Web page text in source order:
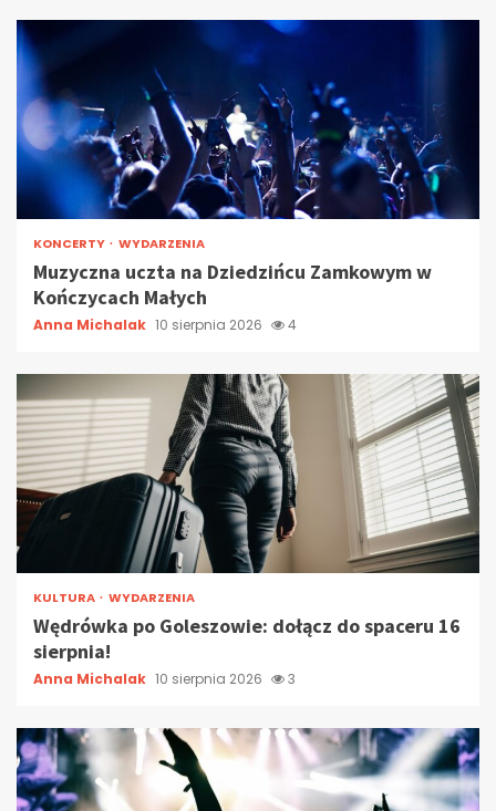
KONCERTY WYDARZENIA
Muzyczna uczta na Dziedzińcu Zamkowym w
Kończycach Małych
Anna Michalak 10 sierpnia 2026 4
KULTURA WYDARZENIA
Wędrówka po Goleszowie: dołącz do spaceru 16
sierpnia!
Anna Michalak 10 sierpnia 2026 3